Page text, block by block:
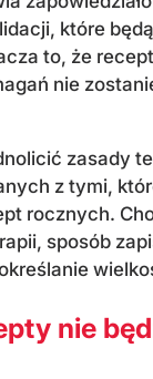
które
to, że
nie
zasady
z tymi,
rocznych.
sposób
nie